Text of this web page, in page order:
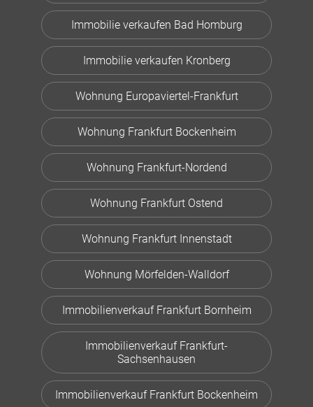
Immobilie verkaufen Bad Homburg
Immobilie verkaufen Kronberg
Wohnung Europaviertel-Frankfurt
Wohnung Frankfurt Bockenheim
Wohnung Frankfurt-Nordend
Wohnung Frankfurt Ostend
Wohnung Frankfurt Innenstadt
Wohnung Mörfelden-Walldorf
Immobilienverkauf Frankfurt Bornheim
Immobilienverkauf Frankfurt-
Sachsenhausen
Immobilienverkauf Frankfurt Bockenheim